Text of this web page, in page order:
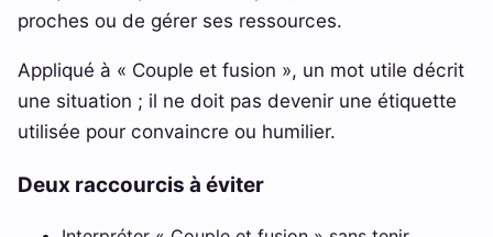
proches ou de gérer ses ressources.
Appliqué à « Couple et fusion », un mot utile décrit
une situation ; il ne doit pas devenir une étiquette
utilisée pour convaincre ou humilier.
Deux raccourcis à éviter